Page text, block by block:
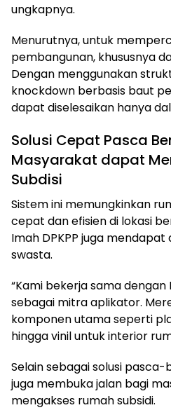
ungkapnya.
Menurutnya, untuk
pembangunan, khususnya
Dengan menggunakan
knockdown berbasis baut
dapat diselesaikan hanya
Solusi Cepat Pasca
Masyarakat dapat
Subdisi
Sistem ini memungkinkan
cepat dan efisien di lokasi
Imah DPKPP juga
swasta.
“Kami bekerja sama dengan
sebagai mitra aplikator.
komponen utama seperti
hingga vinil untuk interior
Selain sebagai solusi pasca-
juga membuka jalan bagi
mengakses rumah subsidi.